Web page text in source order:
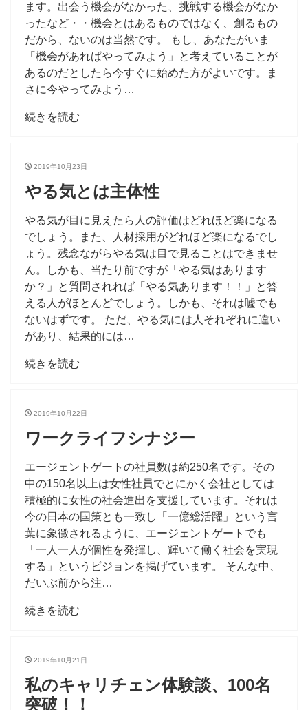
ます。出会う機会がなかった、挑戦する機会がなか
ったなど・・機会とはあるものではなく、創るもの
だから、ないのは当然です。 もし、あなたがいま
「機会があればやってみよう」と考えていることが
あるのだとしたら今すぐに始めた方がよいです。ま
さに今やってみよう…
続きを読む
2019年10月23日
やる気とは主体性
やる気が目に見えたら人の評価はどれほど楽になる
でしょう。また、人材採用がどれほど楽になるでし
ょう。残念ながらやる気は目で見ることはできませ
ん。しかも、当たり前ですが「やる気はあります
か？」と質問されれば「やる気あります！！」と答
える人がほとんどでしょう。しかも、それは嘘でも
ないはずです。 ただ、やる気には人それぞれに違い
があり、結果的には…
続きを読む
2019年10月22日
ワークライフシナジー
エージェントゲートの社員数は約250名です。その
中の150名以上は女性社員でとにかく会社としては
積極的に女性の社会進出を支援しています。それは
今の日本の国策とも一致し「一億総活躍」という言
葉に象徴されるように、エージェントゲートでも
「一人一人が個性を発揮し、輝いて働く社会を実現
する」というビジョンを掲げています。 そんな中、
だいぶ前から注…
続きを読む
2019年10月21日
私のキャリチェン体験談、100名
突破！！